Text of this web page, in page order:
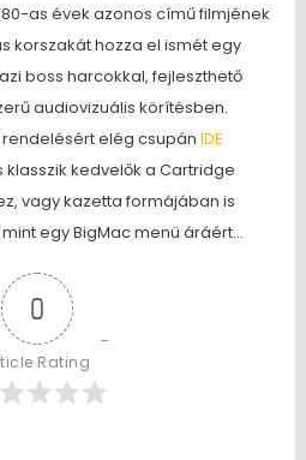
as évek azonos című filmjének
korszakát hozza el ismét egy
boss harcokkal, fejleszthető
audiovizuális körítésben.
elég csupán IDE
kedvelők a Cartridge
vagy kazetta formájában is
egy BigMac menü áráért…
0
Rating